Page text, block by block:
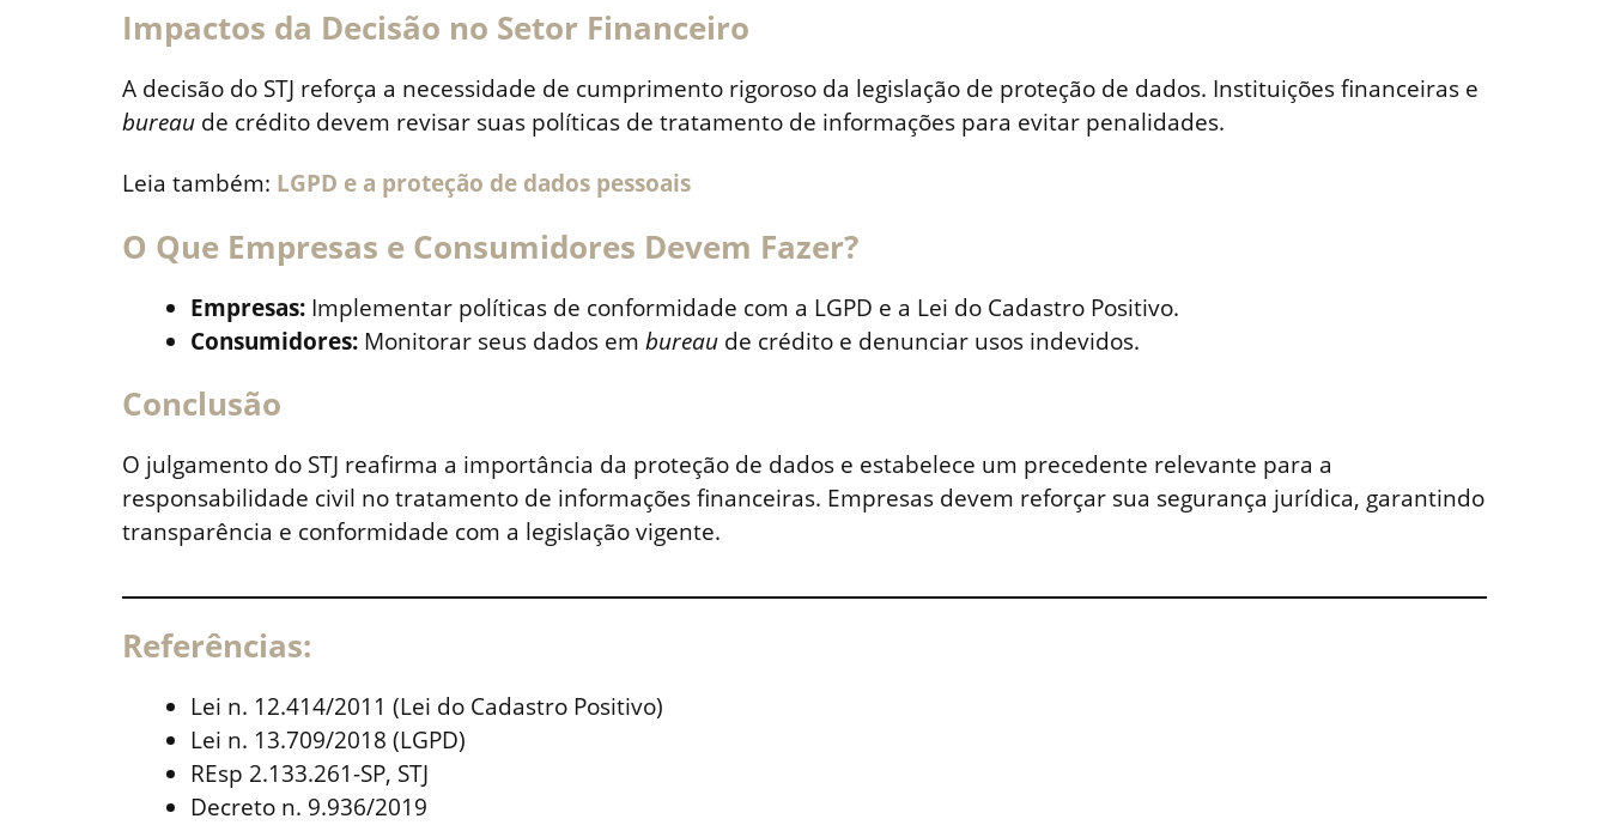
Impactos da Decisão no Setor Financeiro
A decisão do STJ reforça a necessidade de cumprimento rigoroso da legislação de proteção de dados. Instituições financeiras e
bureau de crédito devem revisar suas políticas de tratamento de informações para evitar penalidades.
Leia também: LGPD e a proteção de dados pessoais
O Que Empresas e Consumidores Devem Fazer?
Empresas: Implementar políticas de conformidade com a LGPD e a Lei do Cadastro Positivo.
Consumidores: Monitorar seus dados em bureau de crédito e denunciar usos indevidos.
Conclusão
O julgamento do STJ reafirma a importância da proteção de dados e estabelece um precedente relevante para a
responsabilidade civil no tratamento de informações financeiras. Empresas devem reforçar sua segurança jurídica, garantindo
transparência e conformidade com a legislação vigente.
Referências:
Lei n. 12.414/2011 (Lei do Cadastro Positivo)
Lei n. 13.709/2018 (LGPD)
REsp 2.133.261-SP, STJ
Decreto n. 9.936/2019